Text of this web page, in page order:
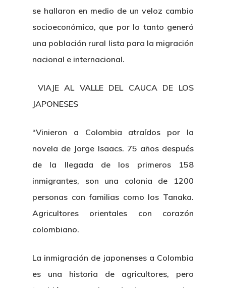
se hallaron en medio de un veloz cambio
socioeconómico, que por lo tanto generó
una población rural lista para la migración
nacional e internacional.
VIAJE AL VALLE DEL CAUCA DE LOS
JAPONESES
“Vinieron a Colombia atraídos por la
novela de Jorge Isaacs. 75 años después
de la llegada de los primeros 158
inmigrantes, son una colonia de 1200
personas con familias como los Tanaka.
Agricultores orientales con corazón
colombiano.
La inmigración de japonenses a Colombia
es una historia de agricultores, pero